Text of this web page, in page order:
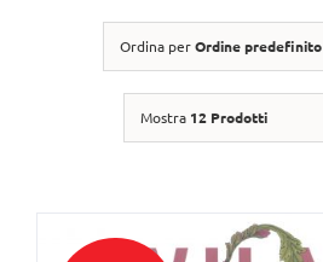
Ordina perOrdine predefinito
Mostra 12 Prodotti